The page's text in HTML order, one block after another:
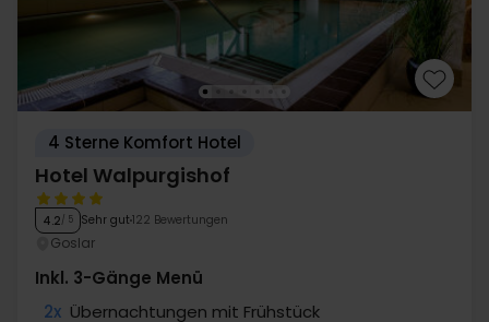
4 Sterne Komfort Hotel
Hotel Walpurgishof
4.2/ 5 Sehr gut 122 Bewertungen
Goslar
Inkl. 3-Gänge Menü
2x Übernachtungen mit Frühstück